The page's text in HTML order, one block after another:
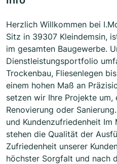
Herzlich Willkommen bei
Sitz in 39307 Kleindemsin,
im gesamten Baugewerbe.
Dienstleistungsportfolio
Trockenbau, Fliesenlegen
einem hohen Maß an
setzen wir Ihre Projekte
Renovierung oder
und Kundenzufriedenheit
stehen die Qualität der
Zufriedenheit unserer
höchster Sorgfalt und nach